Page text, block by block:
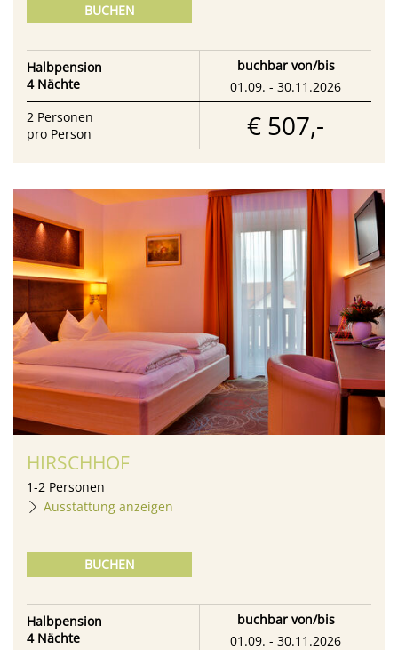
BUCHEN
Halbpension
4 Nächte
buchbar von/bis
01.09. - 30.11.2026
2 Personen
pro Person
€ 507,-
HIRSCHHOF
1-2 Personen
Ausstattung anzeigen
BUCHEN
Halbpension
4 Nächte
buchbar von/bis
01.09. - 30.11.2026